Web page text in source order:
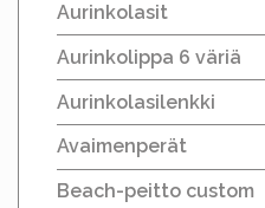
Aurinkolasit
Aurinkolippa 6 väriä
Aurinkolasilenkki
Avaimenperät
Beach-peitto custom